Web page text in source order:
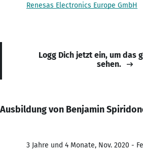
Renesas Electronics Europe GmbH
Logg Dich jetzt ein, um das
sehen.
Ausbildung von Benjamin
3 Jahre und 4 Monate, Nov. 2020 -